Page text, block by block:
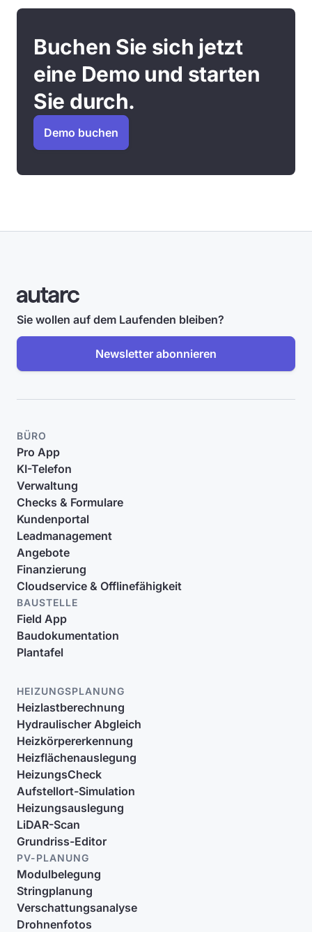
Buchen Sie sich jetzt
eine Demo und starten
Sie durch.
Demo buchen
Sie wollen auf dem Laufenden bleiben?
Newsletter abonnieren
BÜRO
Pro App
KI-Telefon
Verwaltung
Checks & Formulare
Kundenportal
Leadmanagement
Angebote
Finanzierung
Cloudservice & Offlinefähigkeit
BAUSTELLE
Field App
Baudokumentation
Plantafel
HEIZUNGSPLANUNG
Heizlastberechnung
Hydraulischer Abgleich
Heizkörpererkennung
Heizflächenauslegung
HeizungsCheck
Aufstellort-Simulation
Heizungsauslegung
LiDAR-Scan
Grundriss-Editor
PV-PLANUNG
Modulbelegung
Stringplanung
Verschattungsanalyse
Drohnenfotos